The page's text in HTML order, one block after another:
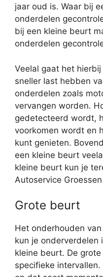
jaar oud is. Waar bij
onderdelen
bij een kleine beurt
onderdelen
Veelal gaat het
sneller last hebben
onderdelen zoals
vervangen worden.
gedetecteerd wordt,
voorkomen wordt en
kunt genieten.
een kleine beurt
kleine beurt kun je
Autoservice
Grote beurt
Het onderhouden
kun je
kleine beurt. De
specifieke